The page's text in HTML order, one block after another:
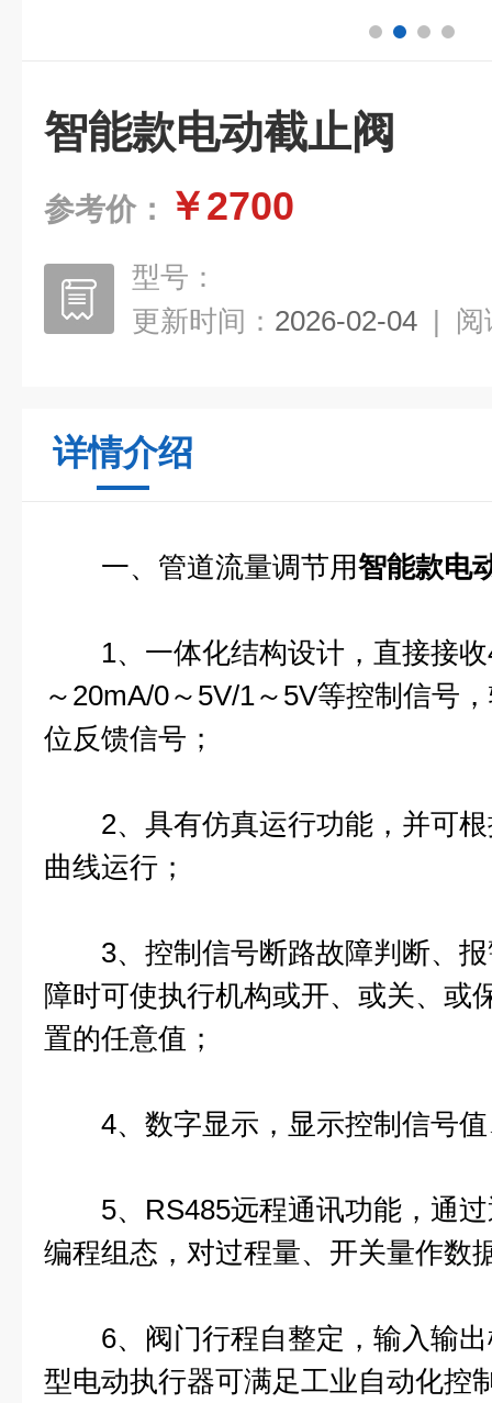
智能款电动截止阀
参考价： ￥2700
型号：
更新时间： 2026-02-04 | 阅
详情介绍
一、管道流量调节用智能款电
1、一体化结构设计，直接接收
～20mA/0～5V/1～5V等控制信号
位反馈信号；
2、具有仿真运行功能，并可根
曲线运行；
3、控制信号断路故障判断、报
障时可使执行机构或开、或关、或
置的任意值；
4、数字显示，显示控制信号值
5、RS485远程通讯功能，通过
编程组态，对过程量、开关量作数
6、阀门行程自整定，输入输出
型电动执行器可满足工业自动化控